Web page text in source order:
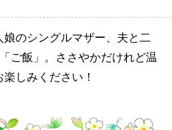
のシングルマザー、夫と二
ご飯」。ささやかだけれど温
しみください！